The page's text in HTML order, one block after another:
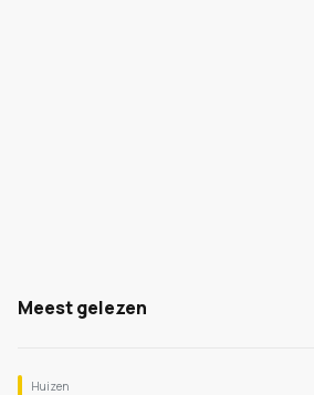
Meest gelezen
Huizen